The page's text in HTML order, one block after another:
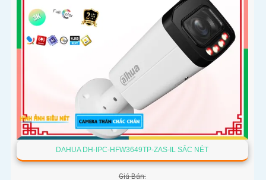
DAHUA DH-IPC-HFW3649TP-ZAS-IL SẮC NÉT
Giá Bán: